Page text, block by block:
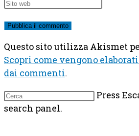
Questo sito utilizza Akismet
Scopri come vengono
dai commenti.
Press
search panel.